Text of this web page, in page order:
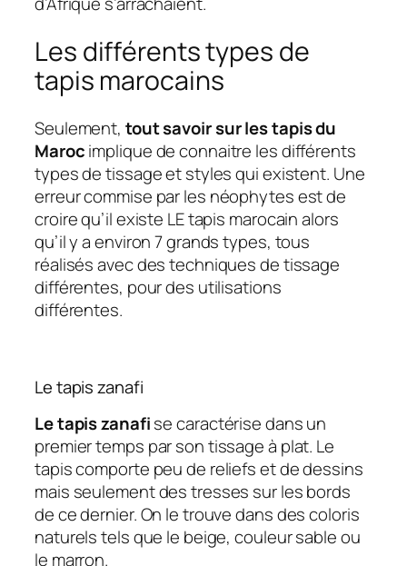
Les différents types de
tapis marocains
Seulement, tout savoir sur les tapis du
Marocimplique de connaitre les différents
types de tissage et styles qui existent. Une
erreur commise par les néophytes est de
croire qu’il existe LE tapis marocain alors
qu’il y a environ 7 grands types, tous
réalisés avec des techniques de tissage
différentes, pour des utilisations
différentes.
Le tapis zanafi
Le tapis zanafise caractérise dans un
premier temps par son tissage à plat. Le
tapis comporte peu de reliefs et de dessins
mais seulement des tresses sur les bords
de ce dernier. On le trouve dans des coloris
naturels tels que le beige, couleur sable ou
le marron.